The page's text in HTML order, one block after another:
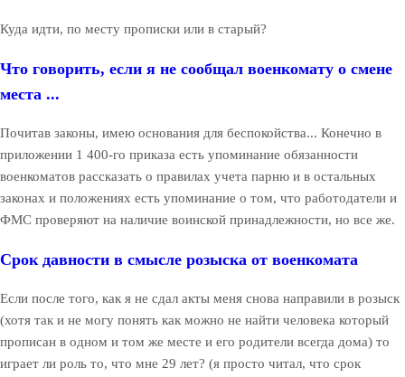
Куда идти, по месту прописки или в старый?
Что говорить, если я не сообщал военкомату о смене
места ...
Почитав законы, имею основания для беспокойства... Конечно в
приложении 1 400-го приказа есть упоминание обязанности
военкоматов рассказать о правилах учета парню и в остальных
законах и положениях есть упоминание о том, что работодатели и
ФМС проверяют на наличие воинской принадлежности, но все же.
Срок давности в смысле розыска от военкомата
Если после того, как я не сдал акты меня снова направили в розыск
(хотя так и не могу понять как можно не найти человека который
прописан в одном и том же месте и его родители всегда дома) то
играет ли роль то, что мне 29 лет? (я просто читал, что срок